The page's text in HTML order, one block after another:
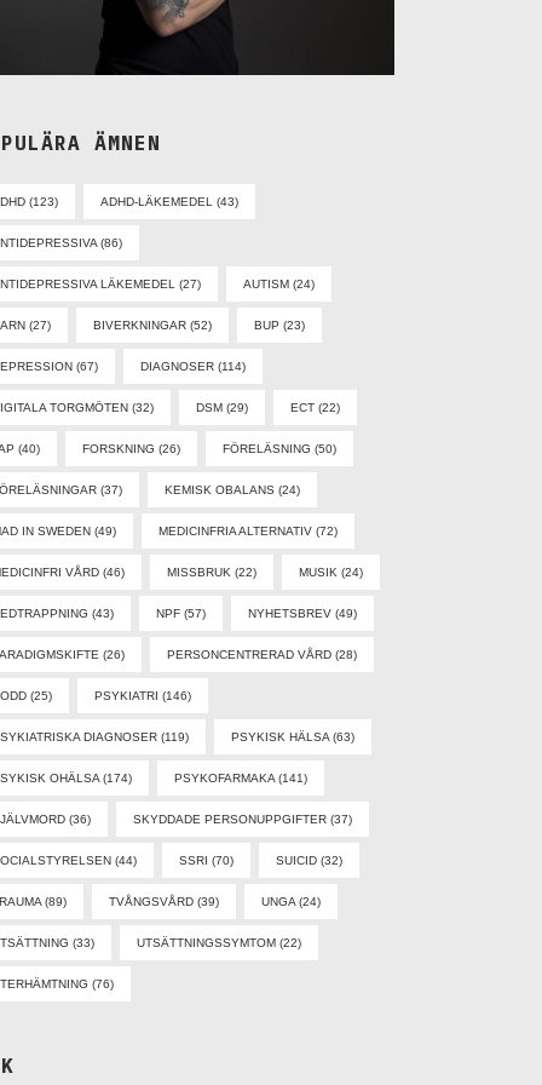
ÄMNEN
(123) ADHD-LÄKEMEDEL (43)
(86)
LÄKEMEDEL (27) AUTISM (24)
(27) BIVERKNINGAR (52) BUP (23)
(67) DIAGNOSER (114)
TORGMÖTEN (32) DSM (29) ECT (22)
(40) FORSKNING (26) FÖRELÄSNING (50)
(37) KEMISK OBALANS (24)
IN SWEDEN (49) MEDICINFRIA ALTERNATIV (72)
VÅRD (46) MISSBRUK (22) MUSIK (24)
(43) NPF (57) NYHETSBREV (49)
(26) PERSONCENTRERAD VÅRD (28)
(25) PSYKIATRI (146)
DIAGNOSER (119) PSYKISK HÄLSA (63)
OHÄLSA (174) PSYKOFARMAKA (141)
(36) SKYDDADE PERSONUPPGIFTER (37)
(44) SSRI (70) SUICID (32)
(89) TVÅNGSVÅRD (39) UNGA (24)
(33) UTSÄTTNINGSSYMTOM (22)
(76)